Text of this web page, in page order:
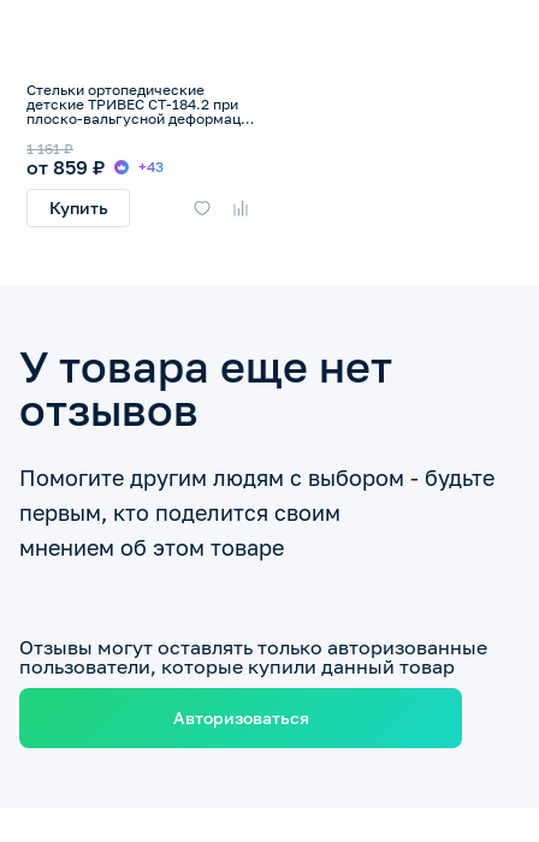
Стельки ортопедические
детские ТРИВЕС СТ-184.2 при
плоско-вальгусной деформации
от 859 ₽
1 161 ₽
+43
Купить
У товара еще нет
отзывов
Помогите другим людям с выбором - будьте
первым, кто поделится своим
мнением об этом товаре
Отзывы могут оставлять только авторизованные
пользователи, которые купили данный товар
Авторизоваться